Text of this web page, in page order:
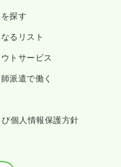
探す
るリスト
トサービス
派遣で働く
個人情報保護方針